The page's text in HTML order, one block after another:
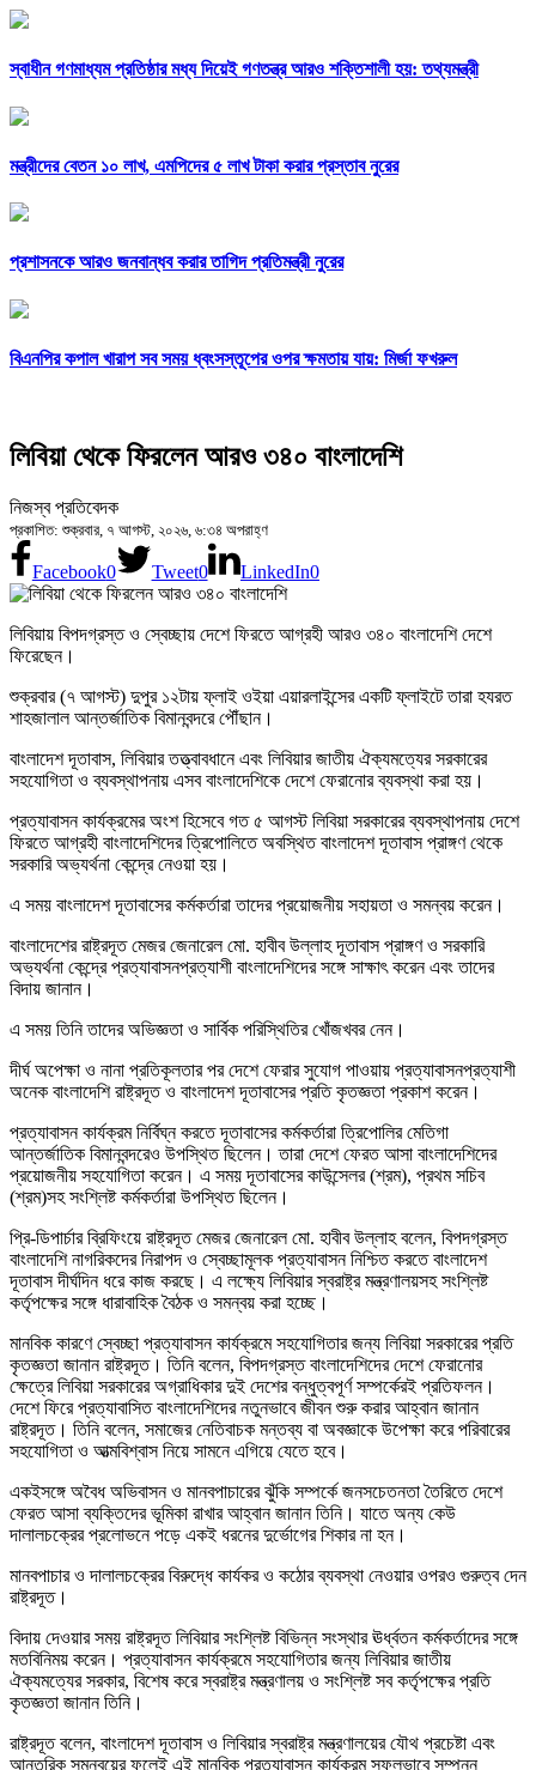
স্বাধীন গণমাধ্যম প্রতিষ্ঠার মধ্য দিয়েই গণতন্ত্র আরও শক্তিশালী হয়: তথ্যমন্ত্রী
মন্ত্রীদের বেতন ১০ লাখ, এমপিদের ৫ লাখ টাকা করার প্রস্তাব নুরের
প্রশাসনকে আরও জনবান্ধব করার তাগিদ প্রতিমন্ত্রী নুরের
বিএনপির কপাল খারাপ সব সময় ধ্বংসস্তূপের ওপর ক্ষমতায় যায়: মির্জা ফখরুল
লিবিয়া থেকে ফিরলেন আরও ৩৪০ বাংলাদেশি
নিজস্ব প্রতিবেদক
প্রকাশিত: শুক্রবার, ৭ আগস্ট, ২০২৬, ৬:৩৪ অপরাহ্ণ
Facebook0 Tweet0 LinkedIn0
লিবিয়ায় বিপদগ্রস্ত ও স্বেচ্ছায় দেশে ফিরতে আগ্রহী আরও ৩৪০ বাংলাদেশি দেশে
ফিরেছেন।
শুক্রবার (৭ আগস্ট) দুপুর ১২টায় ফ্লাই ওইয়া এয়ারলাইন্সের একটি ফ্লাইটে তারা হযরত
শাহজালাল আন্তর্জাতিক বিমানবন্দরে পৌঁছান।
বাংলাদেশ দূতাবাস, লিবিয়ার তত্ত্বাবধানে এবং লিবিয়ার জাতীয় ঐক্যমত্যের সরকারের
সহযোগিতা ও ব্যবস্থাপনায় এসব বাংলাদেশিকে দেশে ফেরানোর ব্যবস্থা করা হয়।
প্রত্যাবাসন কার্যক্রমের অংশ হিসেবে গত ৫ আগস্ট লিবিয়া সরকারের ব্যবস্থাপনায় দেশে
ফিরতে আগ্রহী বাংলাদেশিদের ত্রিপোলিতে অবস্থিত বাংলাদেশ দূতাবাস প্রাঙ্গণ থেকে
সরকারি অভ্যর্থনা কেন্দ্রে নেওয়া হয়।
এ সময় বাংলাদেশ দূতাবাসের কর্মকর্তারা তাদের প্রয়োজনীয় সহায়তা ও সমন্বয় করেন।
বাংলাদেশের রাষ্ট্রদূত মেজর জেনারেল মো. হাবীব উল্লাহ দূতাবাস প্রাঙ্গণ ও সরকারি
অভ্যর্থনা কেন্দ্রে প্রত্যাবাসনপ্রত্যাশী বাংলাদেশিদের সঙ্গে সাক্ষাৎ করেন এবং তাদের
বিদায় জানান।
এ সময় তিনি তাদের অভিজ্ঞতা ও সার্বিক পরিস্থিতির খোঁজখবর নেন।
দীর্ঘ অপেক্ষা ও নানা প্রতিকূলতার পর দেশে ফেরার সুযোগ পাওয়ায় প্রত্যাবাসনপ্রত্যাশী
অনেক বাংলাদেশি রাষ্ট্রদূত ও বাংলাদেশ দূতাবাসের প্রতি কৃতজ্ঞতা প্রকাশ করেন।
প্রত্যাবাসন কার্যক্রম নির্বিঘ্ন করতে দূতাবাসের কর্মকর্তারা ত্রিপোলির মেতিগা
আন্তর্জাতিক বিমানবন্দরেও উপস্থিত ছিলেন। তারা দেশে ফেরত আসা বাংলাদেশিদের
প্রয়োজনীয় সহযোগিতা করেন। এ সময় দূতাবাসের কাউন্সেলর (শ্রম), প্রথম সচিব
(শ্রম)সহ সংশ্লিষ্ট কর্মকর্তারা উপস্থিত ছিলেন।
প্রি-ডিপার্চার ব্রিফিংয়ে রাষ্ট্রদূত মেজর জেনারেল মো. হাবীব উল্লাহ বলেন, বিপদগ্রস্ত
বাংলাদেশি নাগরিকদের নিরাপদ ও স্বেচ্ছামূলক প্রত্যাবাসন নিশ্চিত করতে বাংলাদেশ
দূতাবাস দীর্ঘদিন ধরে কাজ করছে। এ লক্ষ্যে লিবিয়ার স্বরাষ্ট্র মন্ত্রণালয়সহ সংশ্লিষ্ট
কর্তৃপক্ষের সঙ্গে ধারাবাহিক বৈঠক ও সমন্বয় করা হচ্ছে।
মানবিক কারণে স্বেচ্ছা প্রত্যাবাসন কার্যক্রমে সহযোগিতার জন্য লিবিয়া সরকারের প্রতি
কৃতজ্ঞতা জানান রাষ্ট্রদূত। তিনি বলেন, বিপদগ্রস্ত বাংলাদেশিদের দেশে ফেরানোর
ক্ষেত্রে লিবিয়া সরকারের অগ্রাধিকার দুই দেশের বন্ধুত্বপূর্ণ সম্পর্কেরই প্রতিফলন।
দেশে ফিরে প্রত্যাবাসিত বাংলাদেশিদের নতুনভাবে জীবন শুরু করার আহ্বান জানান
রাষ্ট্রদূত। তিনি বলেন, সমাজের নেতিবাচক মন্তব্য বা অবজ্ঞাকে উপেক্ষা করে পরিবারের
সহযোগিতা ও আত্মবিশ্বাস নিয়ে সামনে এগিয়ে যেতে হবে।
একইসঙ্গে অবৈধ অভিবাসন ও মানবপাচারের ঝুঁকি সম্পর্কে জনসচেতনতা তৈরিতে দেশে
ফেরত আসা ব্যক্তিদের ভূমিকা রাখার আহ্বান জানান তিনি। যাতে অন্য কেউ
দালালচক্রের প্রলোভনে পড়ে একই ধরনের দুর্ভোগের শিকার না হন।
মানবপাচার ও দালালচক্রের বিরুদ্ধে কার্যকর ও কঠোর ব্যবস্থা নেওয়ার ওপরও গুরুত্ব দেন
রাষ্ট্রদূত।
বিদায় দেওয়ার সময় রাষ্ট্রদূত লিবিয়ার সংশ্লিষ্ট বিভিন্ন সংস্থার ঊর্ধ্বতন কর্মকর্তাদের সঙ্গে
মতবিনিময় করেন। প্রত্যাবাসন কার্যক্রমে সহযোগিতার জন্য লিবিয়ার জাতীয়
ঐক্যমত্যের সরকার, বিশেষ করে স্বরাষ্ট্র মন্ত্রণালয় ও সংশ্লিষ্ট সব কর্তৃপক্ষের প্রতি
কৃতজ্ঞতা জানান তিনি।
রাষ্ট্রদূত বলেন, বাংলাদেশ দূতাবাস ও লিবিয়ার স্বরাষ্ট্র মন্ত্রণালয়ের যৌথ প্রচেষ্টা এবং
আন্তরিক সমন্বয়ের ফলেই এই মানবিক প্রত্যাবাসন কার্যক্রম সফলভাবে সম্পন্ন